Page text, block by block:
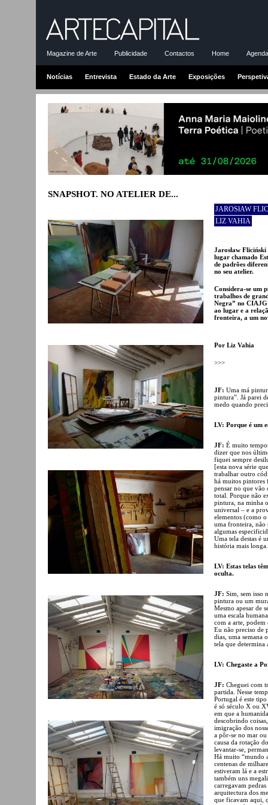
Magazine de Arte Publicidade Contactos Home
Notícias Entrevista Estado da Arte Exposições
SNAPSHOT. NO ATELIER DE...
JAROSłAW
LIZ VAHIA
Jarosław Fliciński
lugar chamado
de padrões
no seu atelier.
Considera-se um
trabalhos de
Negra” no CIAJG
ao lugar e a
fronteira, a um
Por Liz Vahia
>>>
JF: Uma má
pintura”. Já parei
medo quando
LV: Porque é um
JF: É muito
dizer que nos
fiquei sempre
[esta nova série
trabalhar outro
há muitos pintores
pensar no que vão
total. Porque não
pintura, na minha
universal – e a
elementos (como
uma fronteira, não
algumas
Uma tela destas é
história mais
LV: Estas telas
oculta.
JF: Sim, sem isso
pintura ou um
Mesmo apesar de
uma escala
com a arte, podem
Eu não preciso de
dias, uma semana
tela que determina
LV: Chegaste a
JF: Cheguei com
partida. Nesse
Portugal é este
é só século X ou
em que a
descobrindo
imigração dos
a pôr-se no mar ou
causa da rotação
levantar-se,
Há muito “mundo
centenas de
estiveram lá e a
também uns
carregavam
arquitectura dos
que ficavam aqui,